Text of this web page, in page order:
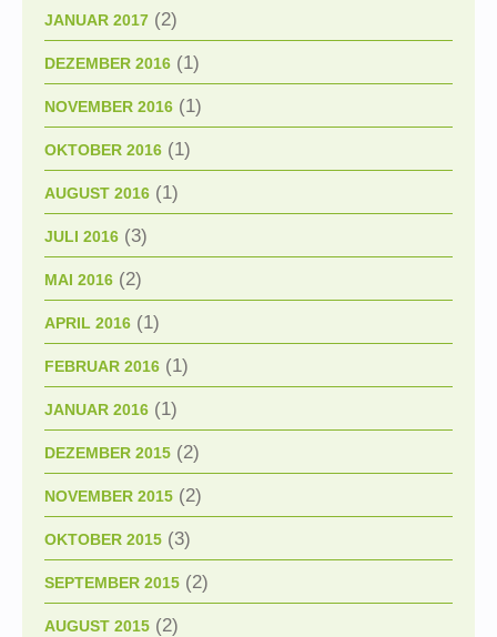
JANUAR 2017 (2)
DEZEMBER 2016 (1)
NOVEMBER 2016 (1)
OKTOBER 2016 (1)
AUGUST 2016 (1)
JULI 2016 (3)
MAI 2016 (2)
APRIL 2016 (1)
FEBRUAR 2016 (1)
JANUAR 2016 (1)
DEZEMBER 2015 (2)
NOVEMBER 2015 (2)
OKTOBER 2015 (3)
SEPTEMBER 2015 (2)
AUGUST 2015 (2)